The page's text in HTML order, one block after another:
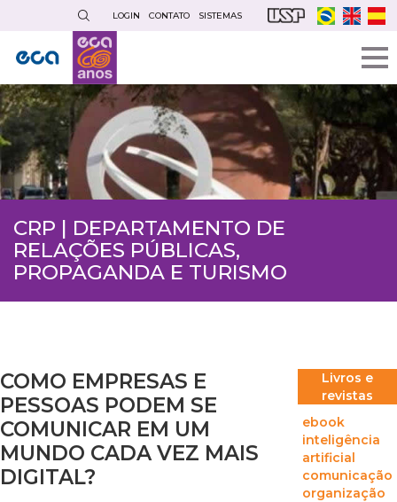
conteúdo
principal
LOGIN CONTATO SISTEMAS
CRP | DEPARTAMENTO DE
RELAÇÕES PÚBLICAS,
PROPAGANDA E TURISMO
COMO EMPRESAS E
PESSOAS PODEM SE
COMUNICAR EM UM
MUNDO CADA VEZ MAIS
DIGITAL?
Livros e
revistas
ebook
inteligência
artificial
comunicação
organização